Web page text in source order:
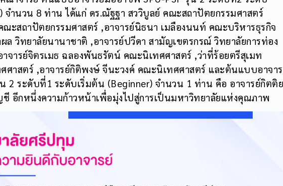
คณาจารย์ ต้นแบบอาจารย์มืออาชีพ SPU-PSF รุ่น 2 ระดับที่2 ระดับ
จำนวน 8 ท่าน ได้แก่ ดร.ณัฐฐา สววิบูลย์ คณะสถาปัตยกรรมศาสตร์
ะสถาปัตยกรรมศาสตร์ ,อาจารย์นิธนา เมลืองนนท์ คณะบริหารธุรกิจ
ล วิทยาลัยนานาชาติ ,อาจารย์ปวีดา สามัญเขตรกรณ์ วิทยาลัยการท่อง
อาจารย์จิตรเมธ ฉลองพันธรัตน์ คณะนิเทศศาสตร์ ,ว่าที่ร้อยตรีสุเมท
ศาสตร์ ,อาจารย์กิติพงษ์ จีนะวงค์ คณะนิเทศศาสตร์ และต้นแบบอาจารย์
2 ระดับที่1 ระดับเริ่มต้น (Beginner) จำนวน 1 ท่าน คือ อาจารย์กิตติยา
อีกหนึ่งความก้าวหน้าเพื่อมุ่งไปสู่การเป็นมหาวิทยาลัยแห่งคุณภาพ